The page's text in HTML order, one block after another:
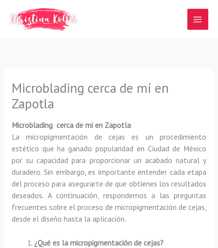
contenido
Microblading cerca de mí en
Zapotla
Microblading cerca de mi en Zapotla
La micropigmentación de cejas es un procedimiento
estético que ha ganado popularidad en Ciudad de México
por su capacidad para proporcionar un acabado natural y
duradero. Sin embargo, es importante entender cada etapa
del proceso para asegurarte de que obtienes los resultados
deseados. A continuación, respondemos a las preguntas
frecuentes sobre el proceso de micropigmentación de cejas,
desde el diseño hasta la aplicación.
¿Qué es la micropigmentación de cejas?